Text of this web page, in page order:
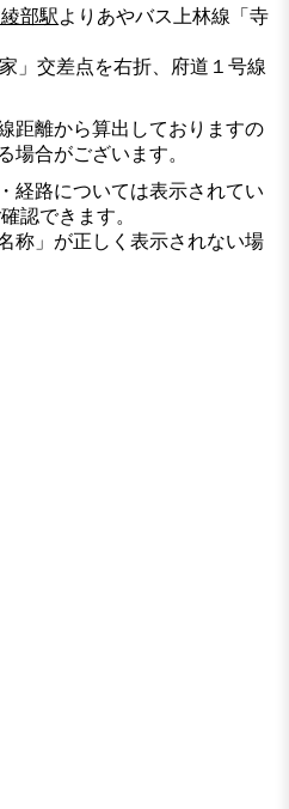
部駅よりあやバス上林線「寺
」交差点を右折、府道１号線
距離から算出しておりますの
場合がございます。
経路については表示されてい
認できます。
称」が正しく表示されない場